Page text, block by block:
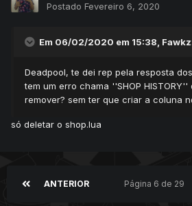
Postado Fevereiro 6, 2020
Em 06/02/2020 em 15:38,
Deadpool, te dei rep pela resposta
tem um erro chama ''SHOP
remover? sem ter que criar a coluna
só deletar o shop.lua
ANTERIOR Página 6 de 29